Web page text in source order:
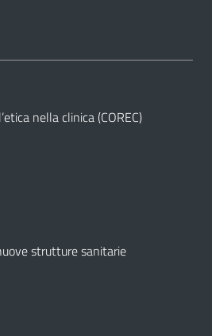
nella clinica (COREC)
strutture sanitarie